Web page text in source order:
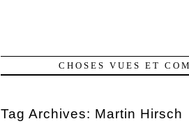
CHOSES VUES ET
Tag Archives: Martin Hirsch